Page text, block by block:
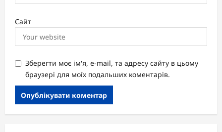
Сайт
Зберегти моє ім'я, e-mail, та адресу сайту в цьому
браузері для моїх подальших коментарів.